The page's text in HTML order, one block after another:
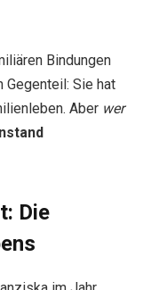
Bindungen
Sie hat
Aber wer
Die